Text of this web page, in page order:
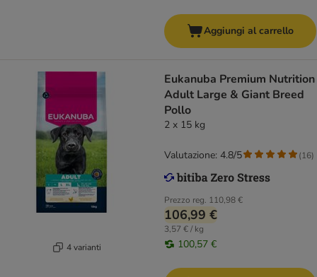
Aggiungi al carrello
4 varianti
Eukanuba Premium Nutrition
Adult Large & Giant Breed
Pollo
2 x 15 kg
Prezzo reg. 110,98 €
106,99 €
3,57 € / kg
100,57 €
Valutazione: 4.8/5 (16)